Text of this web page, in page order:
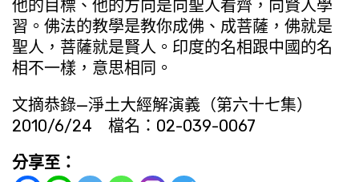
他的目標、他的方向是向聖人看齊，向賢人學
習。佛法的教學是教你成佛、成菩薩，佛就是
聖人，菩薩就是賢人。印度的名相跟中國的名
相不一樣，意思相同。
文摘恭錄—淨土大經解演義（第六十七集）
2010/6/24 檔名：02-039-0067
分享至：